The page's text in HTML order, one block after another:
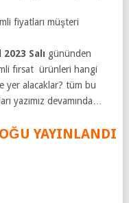
fiyatları müşteri
2023 Salı gününden
fırsat ürünleri hangi
yer alacaklar? tüm bu
yazımız devamında…
YAYINLANDI